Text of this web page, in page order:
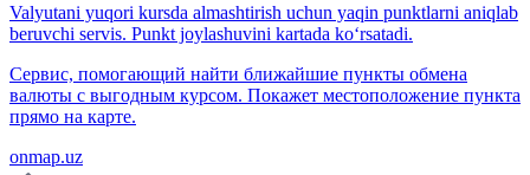
Valyutani yuqori kursda almashtirish uchun yaqin punktlarni aniqlab
beruvchi servis. Punkt joylashuvini kartada ko‘rsatadi.
Сервис, помогающий найти ближайшие пункты обмена
валюты с выгодным курсом. Покажет местоположение пункта
прямо на карте.
onmap.uz